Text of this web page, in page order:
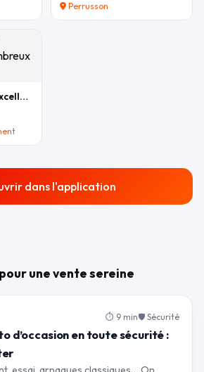
Perrusson
Yamaha MT-09 – Excellent état – Nombreux équipemen
dans l'application
une vente sereine
⏱ 9 min🛡 Sécurité
d’occasion en toute sécurité :